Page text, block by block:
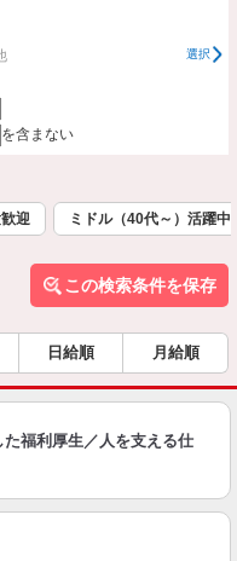
選択
を含まない
迎 ミドル（40代～）活躍中
この検索条件を保存
日給順 月給順
た福利厚生／人を支える仕